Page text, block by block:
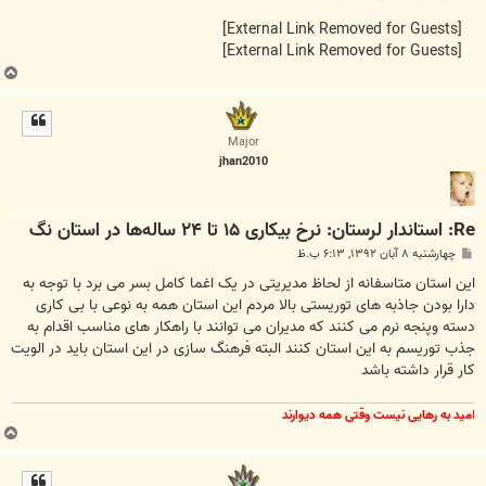
ب
ا
Major
jhan2010
Re: استاندار لرستان: نرخ بیکاری ۱۵ تا ۲۴ ساله‌ها در استان نگ
پ
ت
چهارشنبه ۸ آبان ۱۳۹۲, ۶:۱۳ ب.ظ
این استان متاسفانه از لحاظ مدیریتی در یک اغما کامل بسر می برد با توجه به
دارا بودن جاذبه های توریستی بالا مردم این استان همه به نوعی با بی کاری
دسته وپنجه نرم می کنند که مدیران می توانند با راهکار های مناسب اقدام به
جذب توریسم به این استان کنند البته فرهنگ سازی در این استان باید در الویت
کار قرار داشته باشد
مید به رهایی نیست وقتی همه دیوارند
ب
ا